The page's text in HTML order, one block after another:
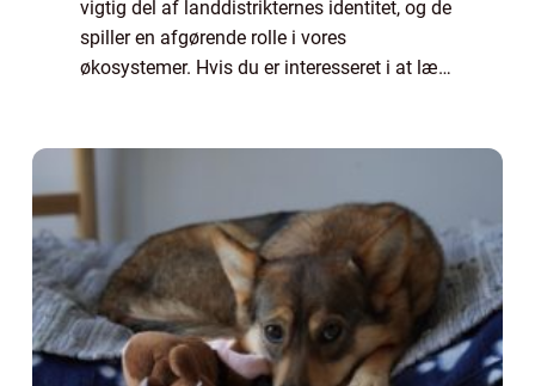
vigtig del af landdistrikternes identitet, og de
spiller en afgørende rolle i vores
økosystemer. Hvis du er interesseret i at lære